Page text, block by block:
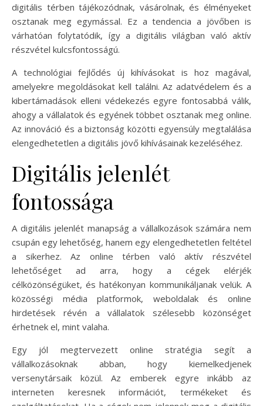
digitális térben tájékozódnak, vásárolnak, és élményeket
osztanak meg egymással. Ez a tendencia a jövőben is
várhatóan folytatódik, így a digitális világban való aktív
részvétel kulcsfontosságú.
A technológiai fejlődés új kihívásokat is hoz magával,
amelyekre megoldásokat kell találni. Az adatvédelem és a
kibertámadások elleni védekezés egyre fontosabbá válik,
ahogy a vállalatok és egyének többet osztanak meg online.
Az innováció és a biztonság közötti egyensúly megtalálása
elengedhetetlen a digitális jövő kihívásainak kezeléséhez.
Digitális jelenlét
fontossága
A digitális jelenlét manapság a vállalkozások számára nem
csupán egy lehetőség, hanem egy elengedhetetlen feltétel
a sikerhez. Az online térben való aktív részvétel
lehetőséget ad arra, hogy a cégek elérjék
célközönségüket, és hatékonyan kommunikáljanak velük. A
közösségi média platformok, weboldalak és online
hirdetések révén a vállalatok szélesebb közönséget
érhetnek el, mint valaha.
Egy jól megtervezett online stratégia segít a
vállalkozásoknak abban, hogy kiemelkedjenek
versenytársaik közül. Az emberek egyre inkább az
interneten keresnek információt, termékeket és